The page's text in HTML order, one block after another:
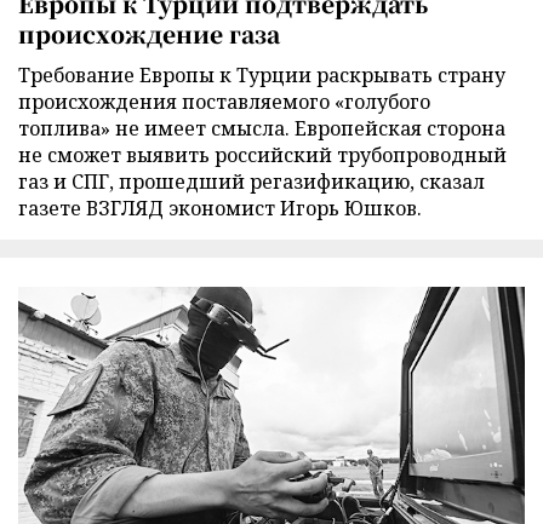
происхождение газа
Требование Европы к Турции раскрывать страну
происхождения поставляемого «голубого
топлива» не имеет смысла. Европейская сторона
не сможет выявить российский трубопроводный
газ и СПГ, прошедший регазификацию, сказал
газете ВЗГЛЯД экономист Игорь Юшков.